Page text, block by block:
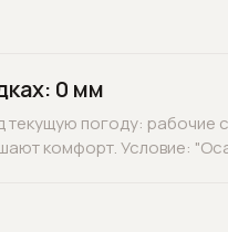
0 мм
погоду: рабочие
комфорт. Условие: